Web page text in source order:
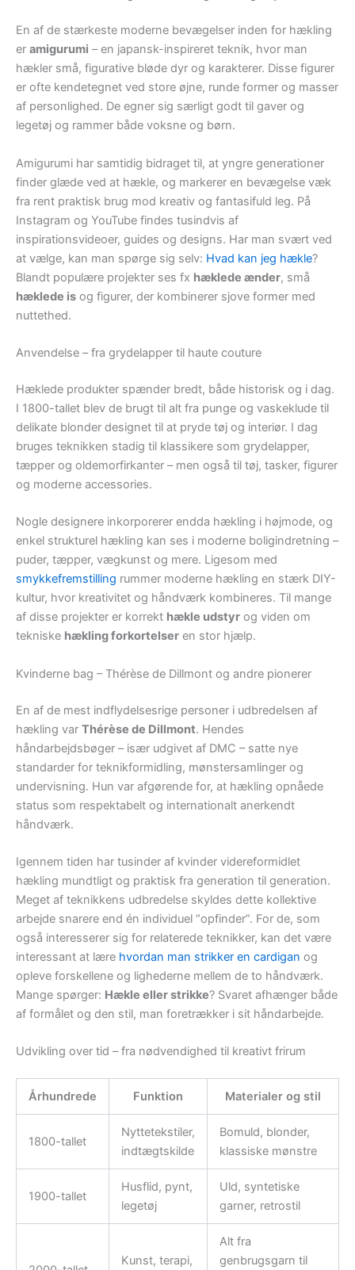
En af de stærkeste moderne bevægelser inden for hækling
er amigurumi – en japansk-inspireret teknik, hvor man
hækler små, figurative bløde dyr og karakterer. Disse figurer
er ofte kendetegnet ved store øjne, runde former og masser
af personlighed. De egner sig særligt godt til gaver og
legetøj og rammer både voksne og børn.
Amigurumi har samtidig bidraget til, at yngre generationer
finder glæde ved at hækle, og markerer en bevægelse væk
fra rent praktisk brug mod kreativ og fantasifuld leg. På
Instagram og YouTube findes tusindvis af
inspirationsvideoer, guides og designs. Har man svært ved
at vælge, kan man spørge sig selv: Hvad kan jeg hækle?
Blandt populære projekter ses fx hæklede ænder, små
hæklede is og figurer, der kombinerer sjove former med
nuttethed.
Anvendelse – fra grydelapper til haute couture
Hæklede produkter spænder bredt, både historisk og i dag.
I 1800-tallet blev de brugt til alt fra punge og vaskeklude til
delikate blonder designet til at pryde tøj og interiør. I dag
bruges teknikken stadig til klassikere som grydelapper,
tæpper og oldemorfirkanter – men også til tøj, tasker, figurer
og moderne accessories.
Nogle designere inkorporerer endda hækling i højmode, og
enkel strukturel hækling kan ses i moderne boligindretning –
puder, tæpper, vægkunst og mere. Ligesom med
smykkefremstilling rummer moderne hækling en stærk DIY-
kultur, hvor kreativitet og håndværk kombineres. Til mange
af disse projekter er korrekt hækle udstyr og viden om
tekniske hækling forkortelser en stor hjælp.
Kvinderne bag – Thérèse de Dillmont og andre pionerer
En af de mest indflydelsesrige personer i udbredelsen af
hækling var Thérèse de Dillmont. Hendes
håndarbejdsbøger – især udgivet af DMC – satte nye
standarder for teknikformidling, mønstersamlinger og
undervisning. Hun var afgørende for, at hækling opnåede
status som respektabelt og internationalt anerkendt
håndværk.
Igennem tiden har tusinder af kvinder videreformidlet
hækling mundtligt og praktisk fra generation til generation.
Meget af teknikkens udbredelse skyldes dette kollektive
arbejde snarere end én individuel “opfinder”. For de, som
også interesserer sig for relaterede teknikker, kan det være
interessant at lære hvordan man strikker en cardigan og
opleve forskellene og lighederne mellem de to håndværk.
Mange spørger: Hækle eller strikke? Svaret afhænger både
af formålet og den stil, man foretrækker i sit håndarbejde.
Udvikling over tid – fra nødvendighed til kreativt frirum
Århundrede Funktion Materialer og stil
1800-tallet
Nyttetekstiler,
indtægtskilde
Bomuld, blonder,
klassiske mønstre
1900-tallet
Husflid, pynt,
legetøj
Uld, syntetiske
garner, retrostil
Kunst, terapi,
Alt fra
genbrugsgarn til